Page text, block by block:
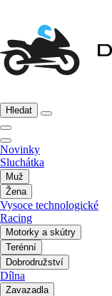
Hledat
Novinky
Sluchátka
Muž
Žena
Vysoce technologické
Racing
Motorky a skútry
Terénní
Dobrodružství
Dílna
Zavazadla